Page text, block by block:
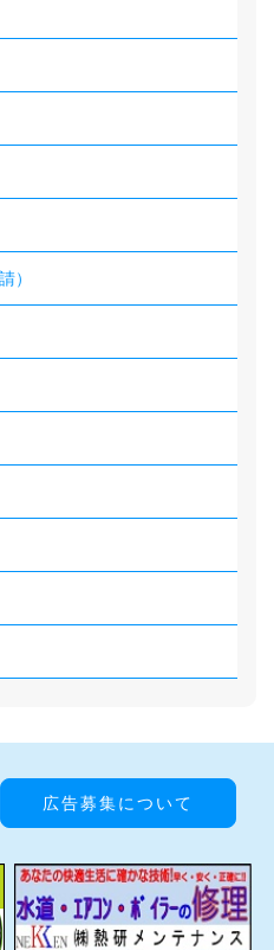
）
広告募集について